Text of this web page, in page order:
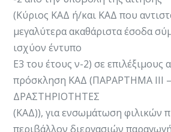
(Κύριος ΚΑΔ ή/και ΚΑΔ που
μεγαλύτερα ακαθάριστα έσοδα
ισχύον έντυπο
Ε3 του έτους ν-2) σε επιλέξιμους
πρόσκληση ΚΑΔ (ΠΑΡΑΡΤΗΜΑ ΙΙΙ
ΔΡΑΣΤΗΡΙΟΤΗΤΕΣ
(ΚΑΔ)), για ενσωμάτωση φιλικών
περιβάλλον διεργασιών